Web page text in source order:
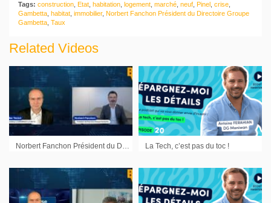
Tags: construction Etat habitation logement marché neuf Pinel crise
Gambetta habitat immobilier, Norbert Fanchon Président du Directoire Groupe
Gambetta Taux
Related Videos
Norbert Fanchon Président du Directoire Groupe Gambetta : « Je crois vraiment à un nouveau monde dans l’immobilier » La Tech, c’est pas du toc !